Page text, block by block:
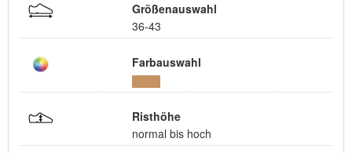
Größenauswahl
36-43
Farbauswahl
Risthöhe
normal bis hoch